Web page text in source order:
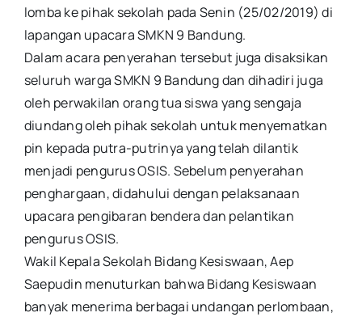
lomba ke pihak sekolah pada Senin (25/02/2019) di
lapangan upacara SMKN 9 Bandung.
Dalam acara penyerahan tersebut juga disaksikan
seluruh warga SMKN 9 Bandung dan dihadiri juga
oleh perwakilan orang tua siswa yang sengaja
diundang oleh pihak sekolah untuk menyematkan
pin kepada putra-putrinya yang telah dilantik
menjadi pengurus OSIS. Sebelum penyerahan
penghargaan, didahului dengan pelaksanaan
upacara pengibaran bendera dan pelantikan
pengurus OSIS.
Wakil Kepala Sekolah Bidang Kesiswaan, Aep
Saepudin menuturkan bahwa Bidang Kesiswaan
banyak menerima berbagai undangan perlombaan,